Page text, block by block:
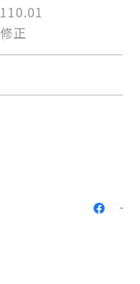
110.01
修正